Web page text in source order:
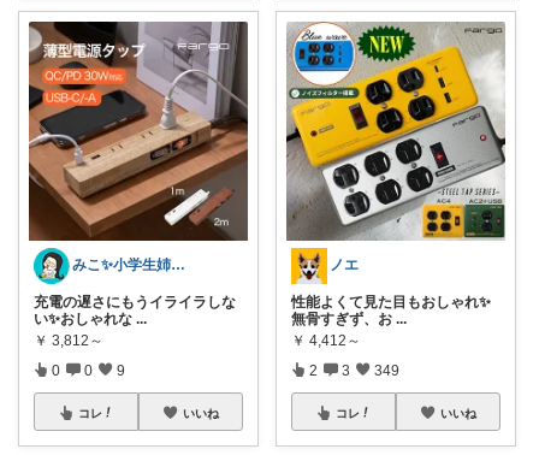
みこ✨小学生姉妹の母ちゃん
充電の遅さにもうイライラしな
い✨おしゃれな ...
￥ 3,812～
0 0 9
コレ いいね
ノエ
性能よくて見た目もおしゃれ✨
無骨すぎず、お ...
￥ 4,412～
2 3 349
コレ いいね